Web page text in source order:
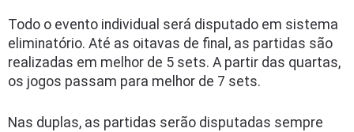
Todo o evento individual será disputado em sistema
eliminatório. Até as oitavas de final, as partidas são
realizadas em melhor de 5 sets. A partir das quartas,
os jogos passam para melhor de 7 sets.
Nas duplas, as partidas serão disputadas sempre